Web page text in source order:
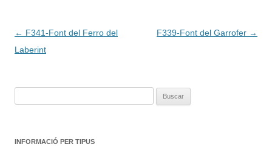
Navegación
de
← F341-Font del Ferro del
Laberint
F339-Font del Garrofer →
INFORMACIÓ PER TIPUS